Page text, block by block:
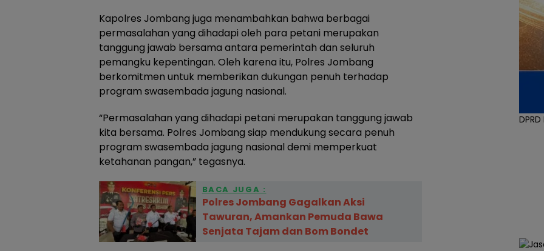
Kapolres Jombang juga menambahkan bahwa berbagai
permasalahan yang dihadapi oleh para petani merupakan
tanggung jawab bersama antara pemerintah dan seluruh
pemangku kepentingan. Oleh karena itu, Polres Jombang
berkomitmen untuk memberikan dukungan penuh terhadap
program swasembada jagung nasional.
“Permasalahan yang dihadapi petani merupakan tanggung jawab
kita bersama. Polres Jombang siap mendukung secara penuh
program swasembada jagung nasional demi memperkuat
ketahanan pangan,” tegasnya.
BACA JUGA :
Polres Jombang Gagalkan Aksi
Tawuran, Amankan Pemuda Bawa
Senjata Tajam dan Bom Bondet